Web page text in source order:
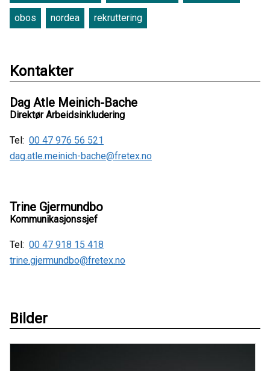
obos nordea rekruttering
Kontakter
Dag Atle Meinich-Bache
Direktør Arbeidsinkludering
Tel: 00 47 976 56 521
dag.atle.meinich-bache@fretex.no
Trine Gjermundbo
Kommunikasjonssjef
Tel: 00 47 918 15 418
trine.gjermundbo@fretex.no
Bilder